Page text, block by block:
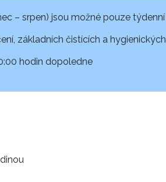
– srpen) jsou možné pouze týdenní
základních čistících a hygienických
hodin dopoledne